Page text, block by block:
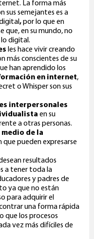
La forma más
sus semejantes es a
,por lo que en
que, en su mundo, no
digital.
les hace vivir creando
más conscientes de su
han aprendido los
en internet,
o Whisper son sus
interpersonales
en su
a otras personas.
de la
que pueden expresarse
resultados
a tener toda la
y padres de
ya que no están
para adquirir el
una forma rápida
que los procesos
vez más difíciles de